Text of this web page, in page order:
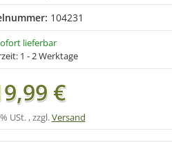
104231
lieferbar
1 - 2 Werktage
€
USt. , zzgl.Versand